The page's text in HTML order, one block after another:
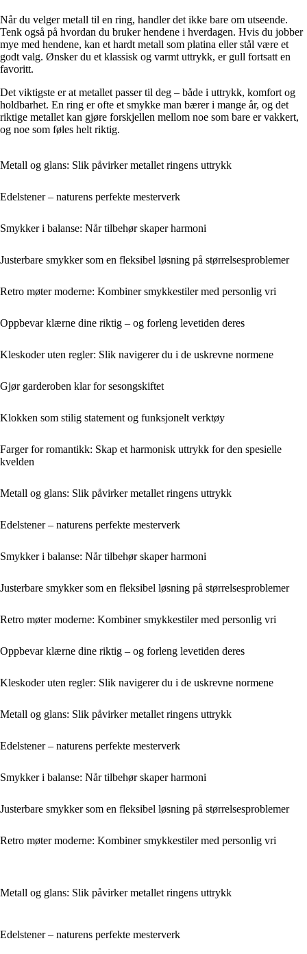
Når du velger metall til en ring, handler det ikke bare om utseende.
Tenk også på hvordan du bruker hendene i hverdagen. Hvis du jobber
mye med hendene, kan et hardt metall som platina eller stål være et
godt valg. Ønsker du et klassisk og varmt uttrykk, er gull fortsatt en
favoritt.
Det viktigste er at metallet passer til deg – både i uttrykk, komfort og
holdbarhet. En ring er ofte et smykke man bærer i mange år, og det
riktige metallet kan gjøre forskjellen mellom noe som bare er vakkert,
og noe som føles helt riktig.
Metall og glans: Slik påvirker metallet ringens uttrykk
Edelstener – naturens perfekte mesterverk
Smykker i balanse: Når tilbehør skaper harmoni
Justerbare smykker som en fleksibel løsning på størrelsesproblemer
Retro møter moderne: Kombiner smykkestiler med personlig vri
Oppbevar klærne dine riktig – og forleng levetiden deres
Kleskoder uten regler: Slik navigerer du i de uskrevne normene
Gjør garderoben klar for sesongskiftet
Klokken som stilig statement og funksjonelt verktøy
Farger for romantikk: Skap et harmonisk uttrykk for den spesielle
kvelden
Metall og glans: Slik påvirker metallet ringens uttrykk
Edelstener – naturens perfekte mesterverk
Smykker i balanse: Når tilbehør skaper harmoni
Justerbare smykker som en fleksibel løsning på størrelsesproblemer
Retro møter moderne: Kombiner smykkestiler med personlig vri
Oppbevar klærne dine riktig – og forleng levetiden deres
Kleskoder uten regler: Slik navigerer du i de uskrevne normene
Metall og glans: Slik påvirker metallet ringens uttrykk
Edelstener – naturens perfekte mesterverk
Smykker i balanse: Når tilbehør skaper harmoni
Justerbare smykker som en fleksibel løsning på størrelsesproblemer
Retro møter moderne: Kombiner smykkestiler med personlig vri
Metall og glans: Slik påvirker metallet ringens uttrykk
Edelstener – naturens perfekte mesterverk